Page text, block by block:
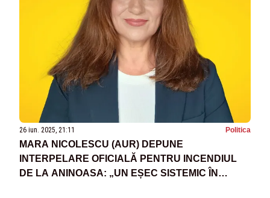
26 iun. 2025, 21:11 Politica
MARA NICOLESCU (AUR) DEPUNE
INTERPELARE OFICIALĂ PENTRU INCENDIUL
DE LA ANINOASA: „UN EȘEC SISTEMIC ÎN